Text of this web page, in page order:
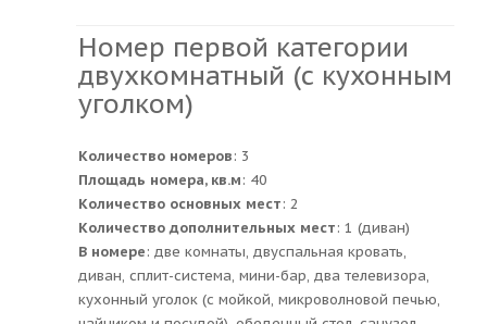
Номер первой категории
двухкомнатный (с кухонным
уголком)
Количество номеров: 3
Площадь номера, кв.м: 40
Количество основных мест: 2
Количество дополнительных мест: 1 (диван)
В номере: две комнаты, двуспальная кровать,
диван, сплит-система, мини-бар, два телевизора,
кухонный уголок (с мойкой, микроволновой печью,